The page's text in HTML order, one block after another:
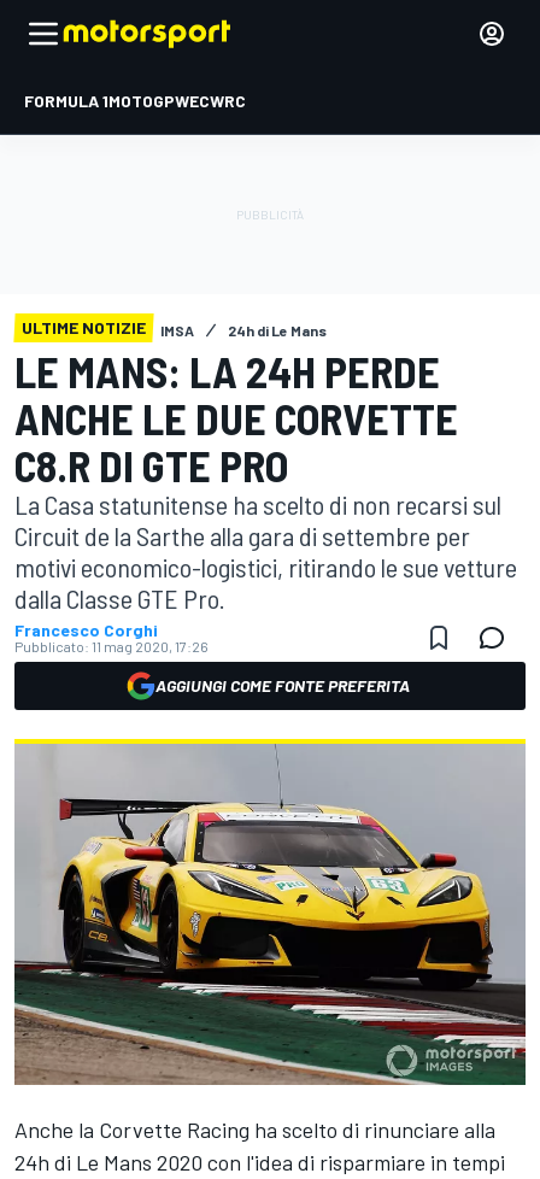
FORMULA 1MOTOGPWECWRC
ULTIME NOTIZIE IMSA 24h di Le Mans
LE MANS: LA 24H PERDE
ANCHE LE DUE CORVETTE
C8.R DI GTE PRO
La Casa statunitense ha scelto di non recarsi sul
Circuit de la Sarthe alla gara di settembre per
motivi economico-logistici, ritirando le sue vetture
dalla Classe GTE Pro.
Francesco Corghi
Pubblicato: 11 mag 2020, 17:26
AGGIUNGI COME FONTE PREFERITA
Anche la Corvette Racing ha scelto di rinunciare alla
24h di Le Mans 2020 con l'idea di risparmiare in tempi